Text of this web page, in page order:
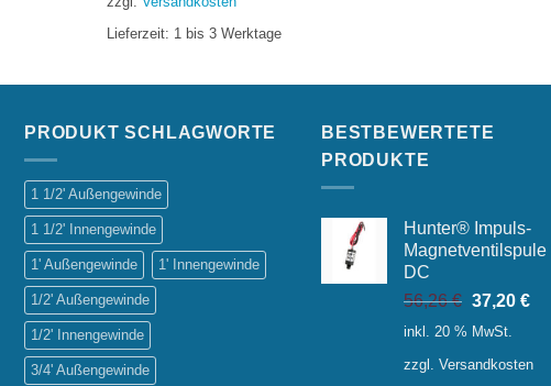
Lieferzeit: 1 bis 3 Werktage
PRODUKT SCHLAGWORTE
1 1/2' Außengewinde
1 1/2' Innengewinde
1' Außengewinde 1' Innengewinde
1/2' Außengewinde
1/2' Innengewinde
3/4' Außengewinde
BESTBEWERTETE
PRODUKTE
Hunter® Impuls-
Magnetventilspule
DC
56,26€
Preis
56,26 €
37,20 €
inkl. 20 % MwSt.
zzgl. Versandkosten